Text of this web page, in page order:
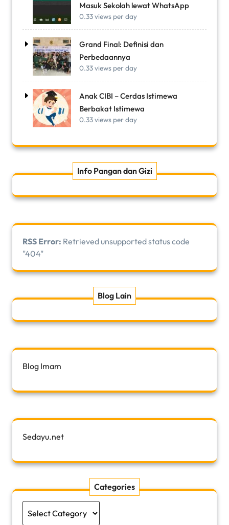
Masuk Sekolah lewat WhatsApp
0.33 views per day
Grand Final: Definisi dan
Perbedaannya
0.33 views per day
Anak CIBI – Cerdas Istimewa
Berbakat Istimewa
0.33 views per day
Info Pangan dan Gizi
RSS Error: Retrieved unsupported status code
"404"
Blog Lain
Blog Imam
Sedayu.net
Categories